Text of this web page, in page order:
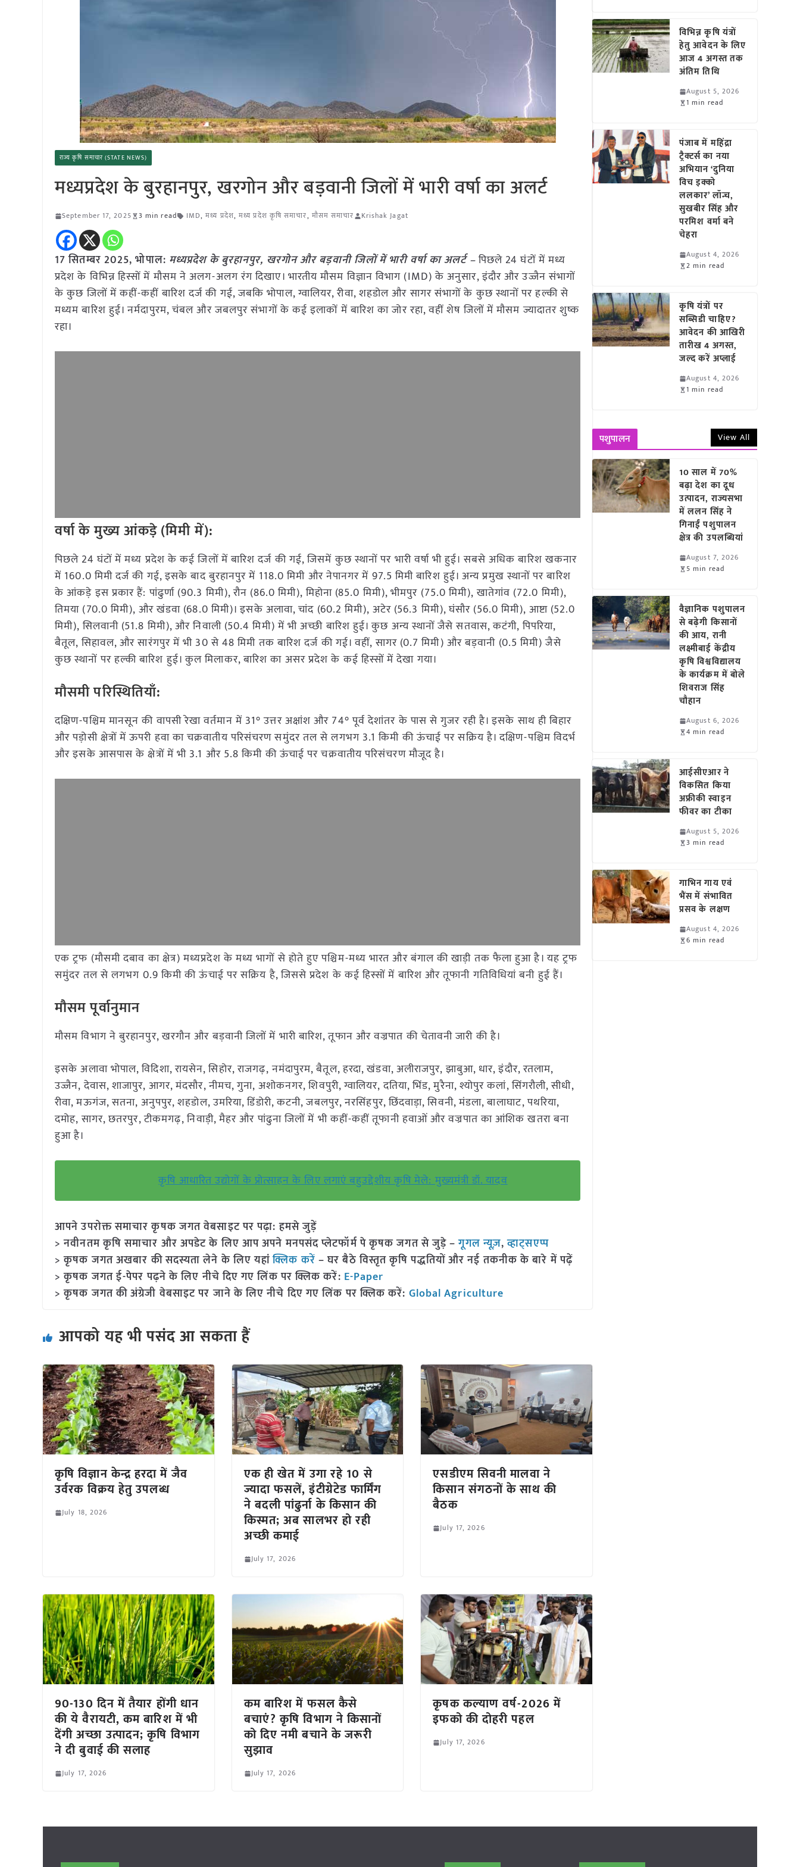
राज्य कृषि समाचार (STATE NEWS)
मध्यप्रदेश के बुरहानपुर, खरगोन और बड़वानी जिलों में भारी वर्षा का अलर्ट
September 17, 2025 3 min read IMD,मध्य प्रदेश,मध्य प्रदेश कृषि समाचार, मौसम समाचार Krishak Jagat
17 सितम्बर 2025, भोपाल: मध्यप्रदेश के बुरहानपुर, खरगोन और बड़वानी जिलों में भारी वर्षा का अलर्ट –पिछले 24 घंटों में मध्य
प्रदेश के विभिन्न हिस्सों में मौसम ने अलग-अलग रंग दिखाए। भारतीय मौसम विज्ञान विभाग (IMD) के अनुसार, इंदौर और उज्जैन संभागों
के कुछ जिलों में कहीं-कहीं बारिश दर्ज की गई, जबकि भोपाल, ग्वालियर, रीवा, शहडोल और सागर संभागों के कुछ स्थानों पर हल्की से
मध्यम बारिश हुई। नर्मदापुरम, चंबल और जबलपुर संभागों के कई इलाकों में बारिश का जोर रहा, वहीं शेष जिलों में मौसम ज्यादातर शुष्क
रहा।
वर्षा के मुख्य आंकड़े (मिमी में):
पिछले 24 घंटों में मध्य प्रदेश के कई जिलों में बारिश दर्ज की गई, जिसमें कुछ स्थानों पर भारी वर्षा भी हुई। सबसे अधिक बारिश खकनार
में 160.0 मिमी दर्ज की गई, इसके बाद बुरहानपुर में 118.0 मिमी और नेपानगर में 97.5 मिमी बारिश हुई। अन्य प्रमुख स्थानों पर बारिश
के आंकड़े इस प्रकार हैं: पांढुर्णा (90.3 मिमी), रौन (86.0 मिमी), मिहोना (85.0 मिमी), भीमपुर (75.0 मिमी), खातेगांव (72.0 मिमी),
तिमया (70.0 मिमी), और खंडवा (68.0 मिमी)। इसके अलावा, चांद (60.2 मिमी), अटेर (56.3 मिमी), घंसौर (56.0 मिमी), आष्टा (52.0
मिमी), सिलवानी (51.8 मिमी), और निवाली (50.4 मिमी) में भी अच्छी बारिश हुई। कुछ अन्य स्थानों जैसे सतवास, कटंगी, पिपरिया,
बैतूल, सिहावल, और सारंगपुर में भी 30 से 48 मिमी तक बारिश दर्ज की गई। वहीं, सागर (0.7 मिमी) और बड़वानी (0.5 मिमी) जैसे
कुछ स्थानों पर हल्की बारिश हुई। कुल मिलाकर, बारिश का असर प्रदेश के कई हिस्सों में देखा गया।
मौसमी परिस्थितियाँ:
दक्षिण-पश्चिम मानसून की वापसी रेखा वर्तमान में 31° उत्तर अक्षांश और 74° पूर्व देशांतर के पास से गुजर रही है। इसके साथ ही बिहार
और पड़ोसी क्षेत्रों में ऊपरी हवा का चक्रवातीय परिसंचरण समुंदर तल से लगभग 3.1 किमी की ऊंचाई पर सक्रिय है। दक्षिण-पश्चिम विदर्भ
और इसके आसपास के क्षेत्रों में भी 3.1 और 5.8 किमी की ऊंचाई पर चक्रवातीय परिसंचरण मौजूद है।
एक ट्रफ (मौसमी दबाव का क्षेत्र) मध्यप्रदेश के मध्य भागों से होते हुए पश्चिम-मध्य भारत और बंगाल की खाड़ी तक फैला हुआ है। यह ट्रफ
समुंदर तल से लगभग 0.9 किमी की ऊंचाई पर सक्रिय है, जिससे प्रदेश के कई हिस्सों में बारिश और तूफानी गतिविधियां बनी हुई हैं।
मौसम पूर्वानुमान
मौसम विभाग ने बुरहानपुर, खरगौन और बड़वानी जिलों में भारी बारिश, तूफान और वज्रपात की चेतावनी जारी की है।
इसके अलावा भोपाल, विदिशा, रायसेन, सिहोर, राजगढ़, नमंदापुरम, बैतूल, हरदा, खंडवा, अलीराजपुर, झाबुआ, धार, इंदौर, रतलाम,
उज्जैन, देवास, शाजापुर, आगर, मंदसौर, नीमच, गुना, अशोकनगर, शिवपुरी, ग्वालियर, दतिया, भिंड, मुरैना, श्योपुर कलां, सिंगरौली, सीधी,
रीवा, मऊगंज, सतना, अनुपपुर, शहडोल, उमरिया, डिंडोरी, कटनी, जबलपुर, नरसिंहपुर, छिंदवाड़ा, सिवनी, मंडला, बालाघाट, पथरिया,
दमोह, सागर, छतरपुर, टीकमगढ़, निवाड़ी, मैहर और पांढुना जिलों में भी कहीं-कहीं तूफानी हवाओं और वज्रपात का आंशिक खतरा बना
हुआ है।
कृषि आधारित उद्योगों के प्रोत्साहन के लिए लगाएं बहुउद्देशीय कृषि मेले: मुख्यमंत्री डॉ. यादव
आपने उपरोक्त समाचार कृषक जगत वेबसाइट पर पढ़ा: हमसे जुड़ें
> नवीनतम कृषि समाचार और अपडेट के लिए आप अपने मनपसंद प्लेटफॉर्म पे कृषक जगत से जुड़े –गूगल न्यूज़,व्हाट्सएप्प
> कृषक जगत अखबार की सदस्यता लेने के लिए यहांक्लिक करें – घर बैठे विस्तृत कृषि पद्धतियों और नई तकनीक के बारे में पढ़ें
> कृषक जगत ई-पेपर पढ़ने के लिए नीचे दिए गए लिंक पर क्लिक करें: E-Paper
> कृषक जगत की अंग्रेजी वेबसाइट पर जाने के लिए नीचे दिए गए लिंक पर क्लिक करें: Global Agriculture
आपको यह भी पसंद आ सकता हैं
कृषि विज्ञान केन्द्र हरदा में जैव
उर्वरक विक्रय हेतु उपलब्ध
July 18, 2026
एक ही खेत में उगा रहे 10 से
ज्यादा फसलें, इंटीग्रेटेड फार्मिंग
ने बदली पांढुर्ना के किसान की
किस्मत; अब सालभर हो रही
अच्छी कमाई
July 17, 2026
एसडीएम सिवनी मालवा ने
किसान संगठनों के साथ की
बैठक
July 17, 2026
90-130 दिन में तैयार होंगी धान
की ये वैरायटी, कम बारिश में भी
देंगी अच्छा उत्पादन; कृषि विभाग
ने दी बुवाई की सलाह
July 17, 2026
कम बारिश में फसल कैसे
बचाएं? कृषि विभाग ने किसानों
को दिए नमी बचाने के जरूरी
सुझाव
July 17, 2026
कृषक कल्याण वर्ष-2026 में
इफको की दोहरी पहल
July 17, 2026
विभिन्न कृषि यंत्रों
हेतु आवेदन के लिए
आज 4 अगस्त तक
अंतिम तिथि
August 5, 2026
1 min read
पंजाब में महिंद्रा
ट्रैक्टर्स का नया
अभियान ‘दुनिया
विच इक्को
ललकार’ लॉन्च,
सुखबीर सिंह और
परमिश वर्मा बने
चेहरा
August 4, 2026
2 min read
कृषि यंत्रों पर
सब्सिडी चाहिए?
आवेदन की आखिरी
तारीख 4 अगस्त,
जल्द करें अप्लाई
August 4, 2026
1 min read
पशुपालन View All
10 साल में 70%
बढ़ा देश का दूध
उत्पादन, राज्यसभा
में ललन सिंह ने
गिनाईं पशुपालन
क्षेत्र की उपलब्धियां
August 7, 2026
5 min read
वैज्ञानिक पशुपालन
से बढ़ेगी किसानों
की आय, रानी
लक्ष्मीबाई केंद्रीय
कृषि विश्वविद्यालय
के कार्यक्रम में बोले
शिवराज सिंह
चौहान
August 6, 2026
4 min read
आईसीएआर ने
विकसित किया
अफ्रीकी स्वाइन
फीवर का टीका
August 5, 2026
3 min read
गाभिन गाय एवं
भैंस में संभावित
प्रसव के लक्षण
August 4, 2026
6 min read